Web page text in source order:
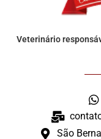
Veterinário
São